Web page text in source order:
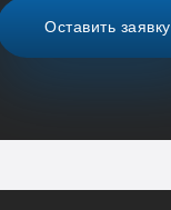
Оставить заявку